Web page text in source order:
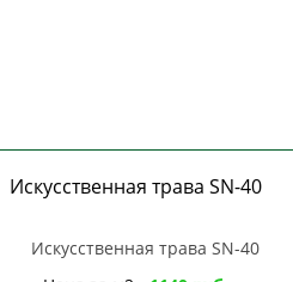
Искусственная трава SN-40